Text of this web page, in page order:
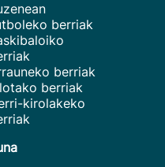
berriak
berriak
berriak
kirolakeko